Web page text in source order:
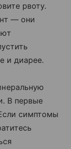
рвоту.
— они
и диарее.
В первые
симптомы